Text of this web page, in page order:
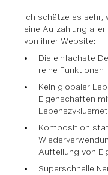
Ich schätze es sehr,
eine Aufzählung
von ihrer Website:
Die einfachste
reine Funktionen
Kein globaler
Eigenschaften
Komposition
Aufteilung von
Superschnelle